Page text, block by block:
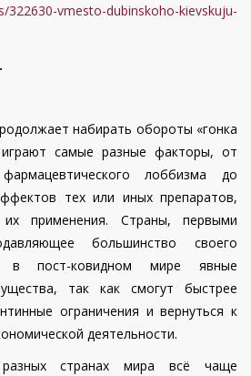
322630-vmesto-dubinskoho-kievskuju-
набирать обороты «гонка
самые разные факторы, от
фармацевтического лоббизма до
тех или иных препаратов,
применения. Страны, первыми
большинство своего
в пост-ковидном мире явные
так как смогут быстрее
ограничения и вернуться к
деятельности.
странах мира всё чаще